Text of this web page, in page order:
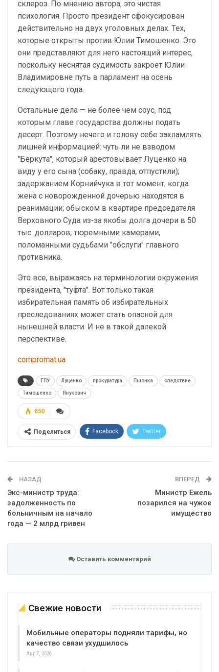
склероз. По мнению автора, это чистая
психология. Просто президент сфокусирован
действительно на двух уголовных делах. Тех,
которые открыты против Юлии Тимошенко. Это
они представляют для него настоящий интерес,
поскольку неснятая судимость закроет Юлии
Владимировне путь в парламент на осень
следующего года.
Остальные дела — не более чем соус, под
которым главе государства должны подать
десерт. Поэтому нечего и голову себе захламлять
лишней информацией: чуть ли не взводом
"Беркута", который арестовывает Луценко на
виду у его сына (собаку, правда, отпустили);
задержанием Корнийчука в тот момент, когда
жена с новорожденной дочерью находятся в
реанимации; обыском в квартире председателя
Верховного Суда из-за якобы долга дочери в 50
тыс. долларов; тюремными камерами,
поломанными судьбами "обслуги" главного
противника.
Это все, выражаясь на терминологии окружения
президента, "туфта". Вот только такая
избирательная память об избирательных
преследованиях может стать опасной для
нынешней власти. И не в такой далекой
перспективе.
compromat.ua
ГПУ Луценко прокуратура Пшонка следствие
Тимошенко Янукович
650
Поделиться Facebook Twitter
НАЗАД
Экс-министр труда:
задолженность по
больничным на начало
года — 2 млрд гривен
ВПЕРЕД
Министр Ежель
позарился на чужое
имущество
Оставить комментарий
Свежие новости
Мобильные операторы подняли тарифы, но
качество связи ухудшилось
Авг 7, 2026